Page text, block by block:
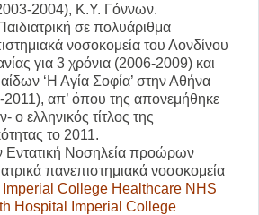
2004), Κ.Υ. Γόννων.
σε πολυάριθμα
νοσοκομεία του Λονδίνου
για 3 χρόνια (2006-2009) και
‘Η Αγία Σοφία’ στην Αθήνα
2011), απ’ όπου της απονεμήθηκε
ο ελληνικός τίτλος της
το 2011.
Εντατική Νοσηλεία προώρων
πανεπιστημιακά νοσοκομεία
Imperial College Healthcare NHS
Hospital Imperial College